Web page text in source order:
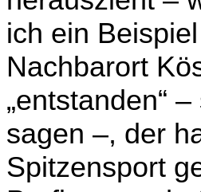
ich ein
Nachbarort
„entstanden“
sagen –, der
Spitzensport